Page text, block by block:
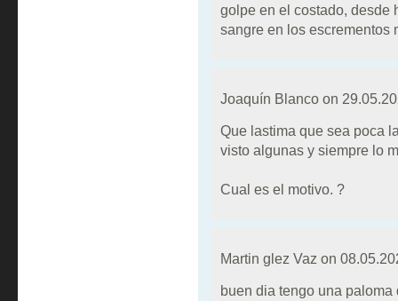
golpe en el costado, desde
sangre en los escrementos
Joaquín Blanco on
Que lastima que sea poca
visto algunas y siempre lo
Cual es el motivo. ?
Martin glez Vaz on
buen dia tengo una